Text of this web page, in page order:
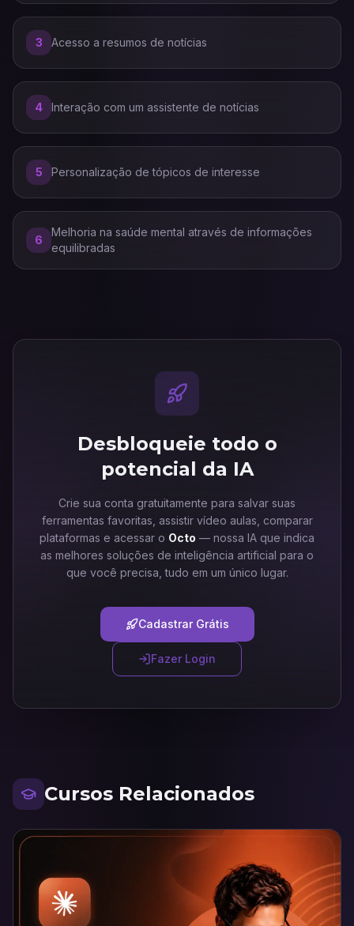
3 Acesso a resumos de notícias
4 Interação com um assistente de notícias
5 Personalização de tópicos de interesse
6
Melhoria na saúde mental através de informações
equilibradas
Desbloqueie todo o
potencial da IA
Crie sua conta gratuitamente para salvar suas
ferramentas favoritas, assistir vídeo aulas, comparar
plataformas e acessar o Octo — nossa IA que indica
as melhores soluções de inteligência artificial para o
que você precisa, tudo em um único lugar.
Cadastrar Grátis
Fazer Login
Cursos Relacionados